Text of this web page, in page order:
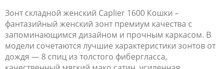
Зонт складной женский Caplier 1600 Кошки –
фантазийный женский зонт премиум качества с
запоминающимся дизайном и прочным каркасом. В
модели сочетаются лучшие характеристики зонтов от
дождя — 8 спиц из толстого фибергласса,